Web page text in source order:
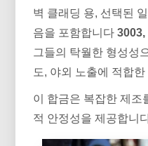
벽 클래딩 용, 선택된
음을 포함합니다3003,
그들의 탁월한 형성성
도, 야외 노출에 적합
이 합금은 복잡한 제조
적 안정성을 제공합니